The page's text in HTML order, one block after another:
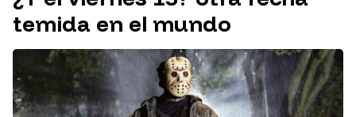
temida en el mundo